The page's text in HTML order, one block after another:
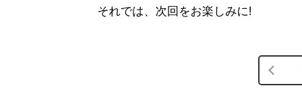
それでは、次回をお楽しみに!